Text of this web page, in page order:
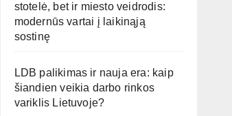
stotelė, bet ir miesto veidrodis:
modernūs vartai į laikinąją
sostinę
LDB palikimas ir nauja era: kaip
šiandien veikia darbo rinkos
variklis Lietuvoje?